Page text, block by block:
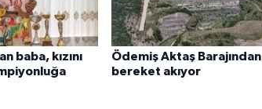
baba, kızını
Ödemiş Aktaş Barajından
bereket akıyor